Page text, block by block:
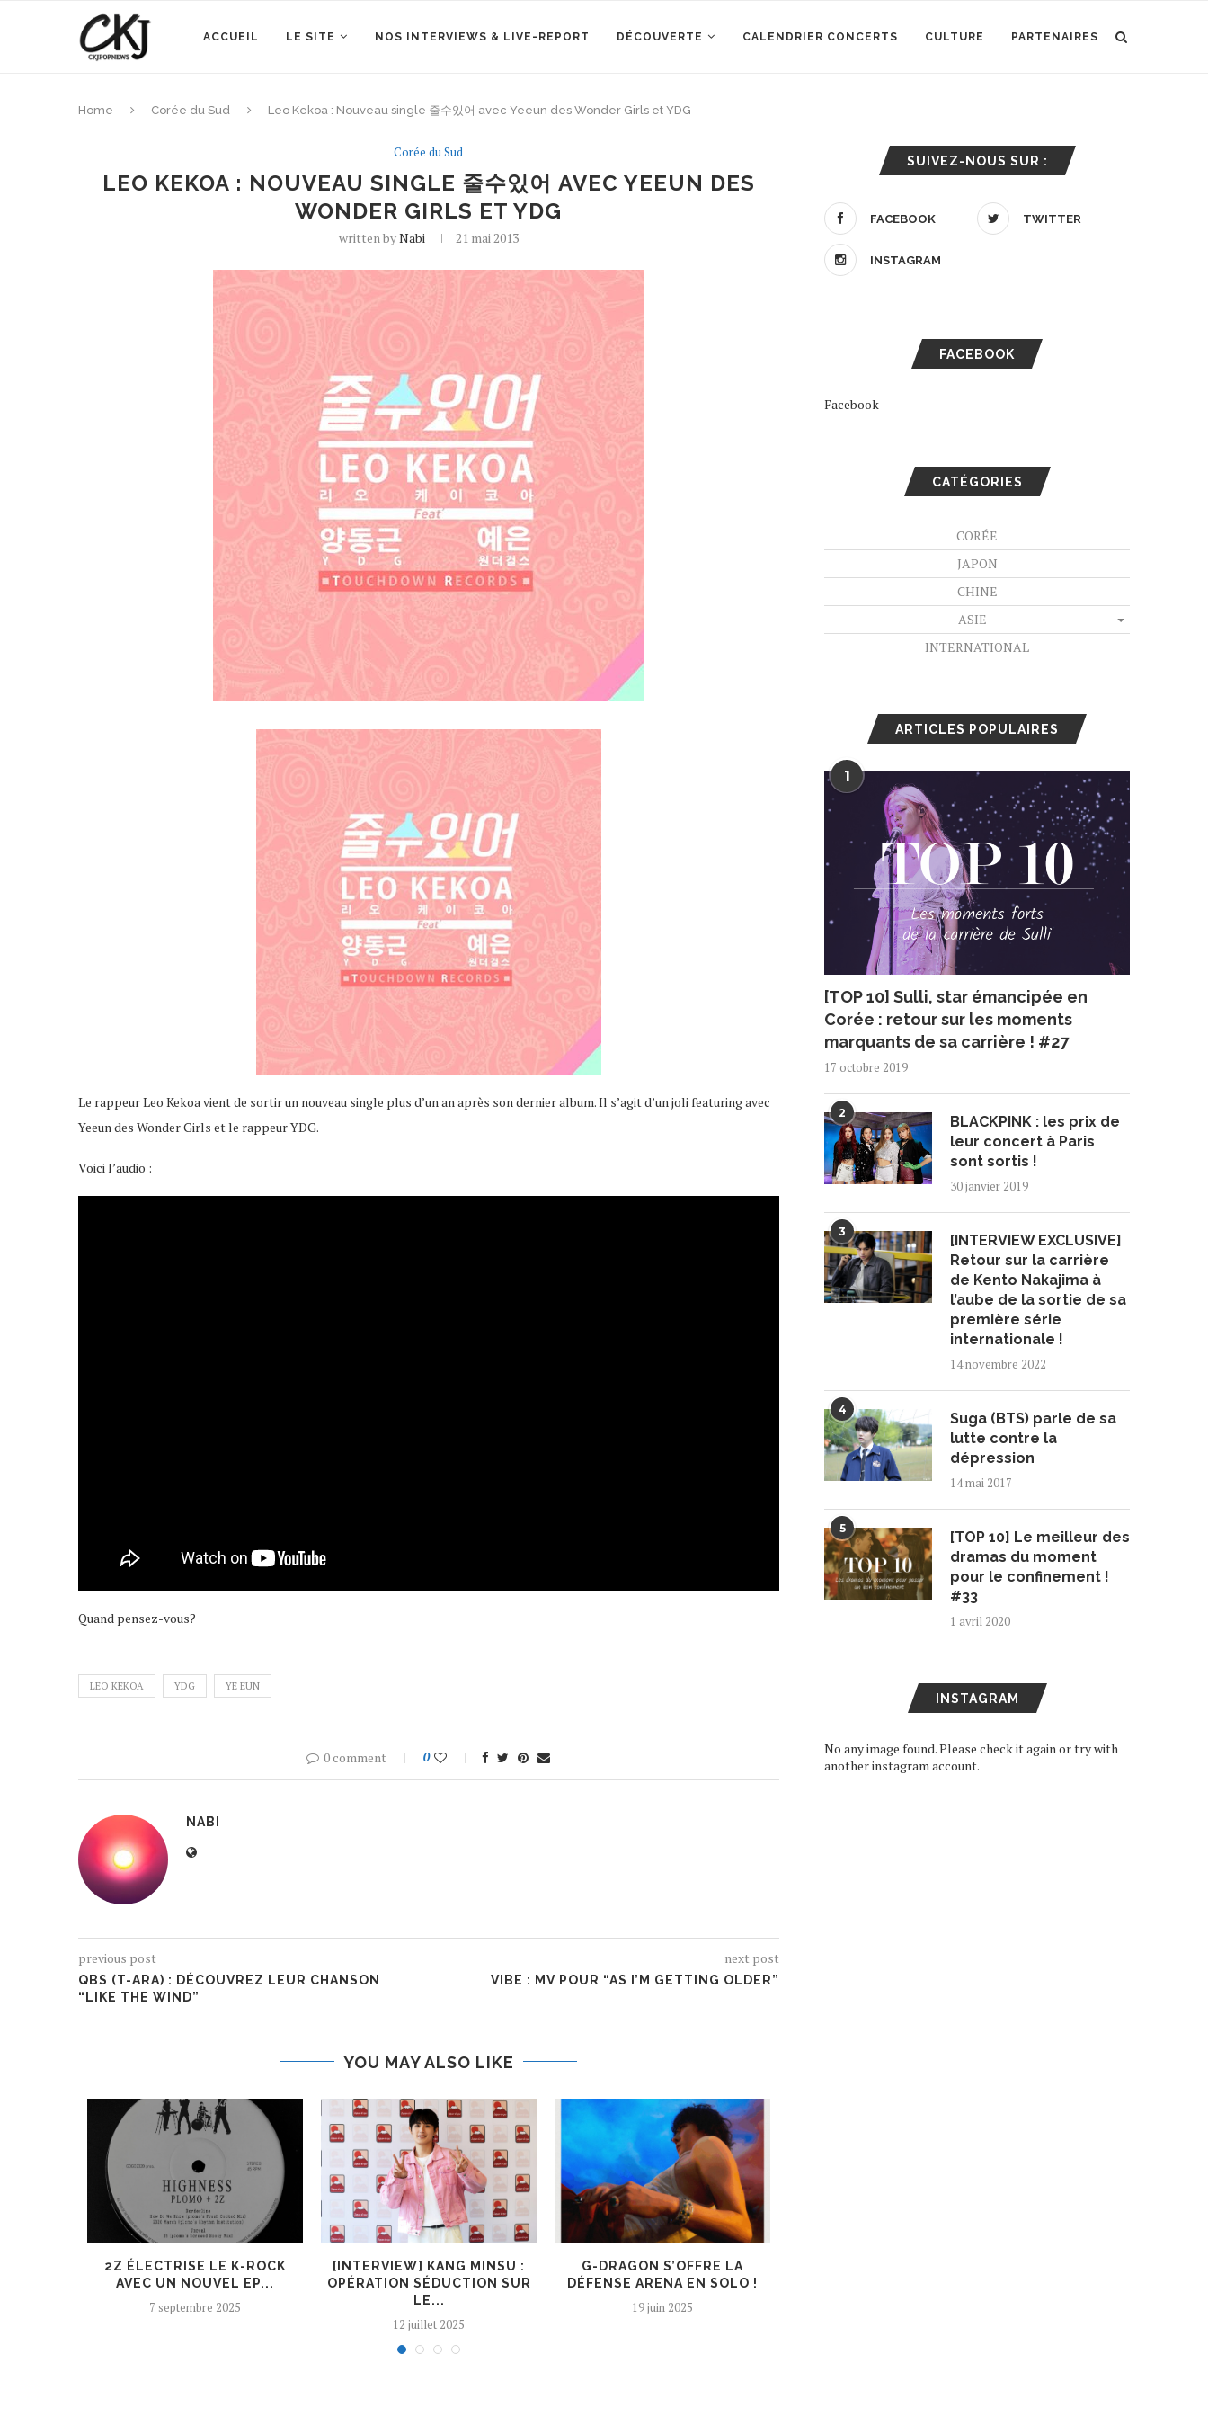
ACCUEIL LE SITE NOS INTERVIEWS & LIVE-REPORT DÉCOUVERTE CALENDRIER CONCERTS CULTURE PARTENAIRES
Home Corée du Sud Leo Kekoa : Nouveau single 줄수있어 avec Yeeun des Wonder Girls et YDG
Corée du Sud
LEO KEKOA : NOUVEAU SINGLE 줄수있어 AVEC YEEUN DES
WONDER GIRLS ET YDG
written byNabi 21 mai 2013
Le rappeur Leo Kekoa vient de sortir un nouveau single plus d’un an après son dernier album. Il s’agit d’un joli featuring avec
Yeeun des Wonder Girls et le rappeur YDG.
Voici l’audio :
Quand pensez-vous?
LEO KEKOA YDG YE EUN
0 comment 0
NABI
previous post
QBS (T-ARA) : DÉCOUVREZ LEUR CHANSON
“LIKE THE WIND”
next post
VIBE : MV POUR “AS I’M GETTING OLDER”
YOU MAY ALSO LIKE
2Z ÉLECTRISE LE K-ROCK
AVEC UN NOUVEL EP...
7 septembre 2025
[INTERVIEW] KANG MINSU :
OPÉRATION SÉDUCTION SUR
LE...
12 juillet 2025
G-DRAGON S’OFFRE LA
DÉFENSE ARENA EN SOLO !
19 juin 2025
SUIVEZ-NOUS SUR :
FACEBOOK TWITTER
INSTAGRAM
FACEBOOK
Facebook
CATÉGORIES
CORÉE
JAPON
CHINE
ASIE
INTERNATIONAL
ARTICLES POPULAIRES
1
[TOP 10] Sulli, star émancipée en
Corée : retour sur les moments
marquants de sa carrière ! #27
17 octobre 2019
2
BLACKPINK : les prix de
leur concert à Paris
sont sortis !
30 janvier 2019
3
[INTERVIEW EXCLUSIVE]
Retour sur la carrière
de Kento Nakajima à
l’aube de la sortie de sa
première série
internationale !
14 novembre 2022
4
Suga (BTS) parle de sa
lutte contre la
dépression
14 mai 2017
5
[TOP 10] Le meilleur des
dramas du moment
pour le confinement !
#33
1 avril 2020
INSTAGRAM
No any image found. Please check it again or try with
another instagram account.